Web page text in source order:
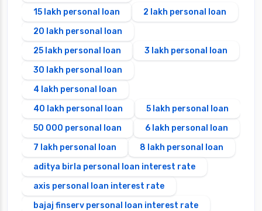
15 lakh personal loan
2 lakh personal loan
20 lakh personal loan
25 lakh personal loan
3 lakh personal loan
30 lakh personal loan
4 lakh personal loan
40 lakh personal loan
5 lakh personal loan
50 000 personal loan
6 lakh personal loan
7 lakh personal loan
8 lakh personal loan
aditya birla personal loan interest rate
axis personal loan interest rate
bajaj finserv personal loan interest rate